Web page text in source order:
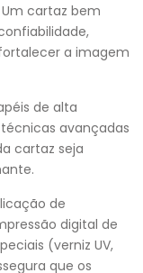
cartaz bem
a imagem
de alta
avançadas
cartaz seja
de
digital de
(verniz UV,
que os